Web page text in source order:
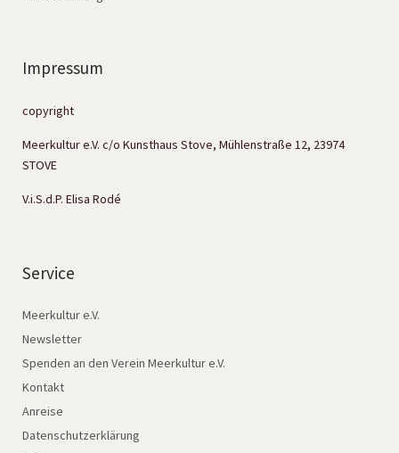
Impressum
copyright
Meerkultur e.V. c/o Kunsthaus Stove, Mühlenstraße 12, 23974
STOVE
V.i.S.d.P. Elisa Rodé
Service
Meerkultur e.V.
Newsletter
Spenden an den Verein Meerkultur e.V.
Kontakt
Anreise
Datenschutzerklärung